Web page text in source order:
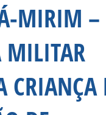
MIRIM –
MILITAR
CRIANÇA